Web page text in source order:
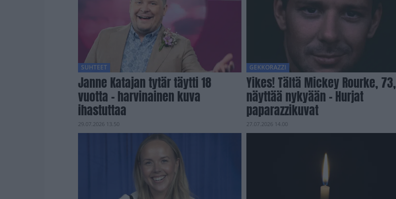
SUHTEET
Janne Katajan tytär täytti 18
vuotta – harvinainen kuva
ihastuttaa
29.07.2026 13.50
GEKKORAZZI
Yikes! Tältä Mickey Rourke, 73,
näyttää nykyään – Hurjat
paparazzikuvat
27.07.2026 14.00